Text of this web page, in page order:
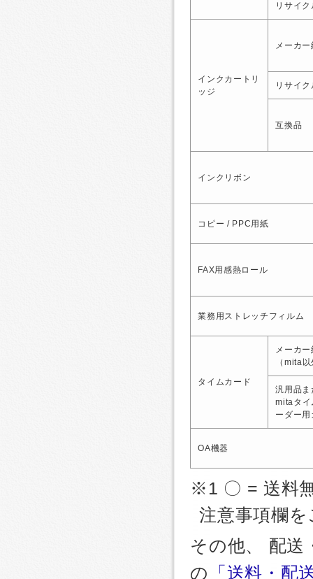
リサイ
インクカートリ
ッジ
メーカ
リサイ
互換品
インクリボン
コピー / PPC用紙
FAX用感熱ロール
業務用ストレッチフィルム
タイムカード
メーカ
（mita
汎用品ま
mitaタイ
ーダー
OA機器
※1 〇 = 送料
注意事項欄
その他、 配送
の
「送料・配